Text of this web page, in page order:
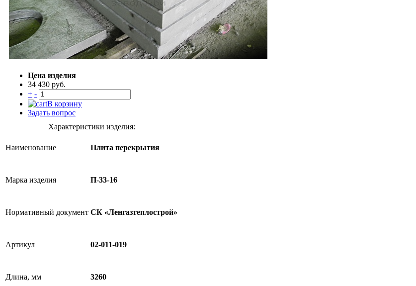
Цена изделия
34 430 руб.
+ -
В корзину
Задать вопрос
Характеристики изделия:
Наименование Плита перекрытия
Марка изделия П-33-16
Нормативный документ СК «Ленгазтеплострой»
Артикул 02-011-019
Длина, мм 3260